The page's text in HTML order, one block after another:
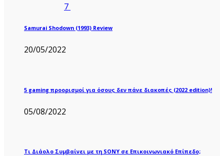
7
Samurai Shodown (1993) Review
20/05/2022
5 gaming προορισμοί για όσους δεν πάνε διακοπές (2022 edition)!
05/08/2022
Τι Διάολο Συμβαίνει με τη SONY σε Επικοινωνιακό Επίπεδο;